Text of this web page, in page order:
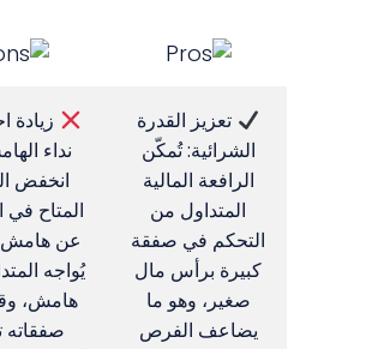
تعزيز القدرة
الشرائية: تُمكّن
الرافعة المالية
المتداول من
التحكم في صفقة
كبيرة برأس مال
صغير، وهو ما
يضاعف الفرص
زيادة
نداء
انخفض
المتاح
عن هامش
يُواجه
هامش،
صفقاته